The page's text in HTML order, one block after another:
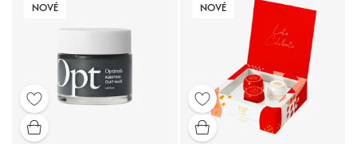
NOVÉ NOVÉ